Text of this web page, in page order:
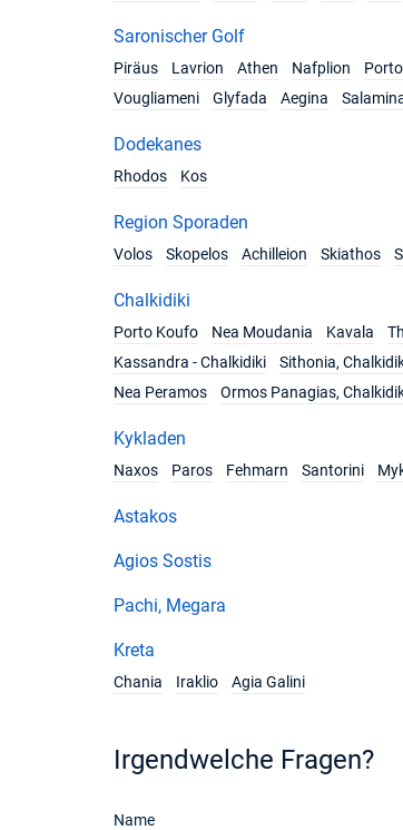
Saronischer Golf
Piräus
Lavrion Athen Nafplion
Vougliameni
Glyfada Aegina
Dodekanes
Rhodos
Kos
Region Sporaden
Volos
Skopelos Achilleion Skiathos
Chalkidiki
Porto Koufo
Nea Moudania Kavala
Kassandra - Chalkidiki
Sithonia,
Nea Peramos
Ormos Panagias,
Kykladen
Naxos
Paros Fehmarn Santorini
Astakos
Agios Sostis
Pachi, Megara
Kreta
Chania
Iraklio Agia Galini
Irgendwelche Fragen?
Name